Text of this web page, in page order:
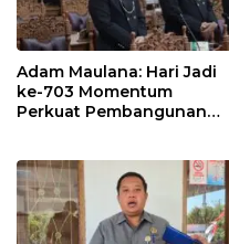
Adam Maulana: Hari Jadi
ke-703 Momentum
Perkuat Pembangunan